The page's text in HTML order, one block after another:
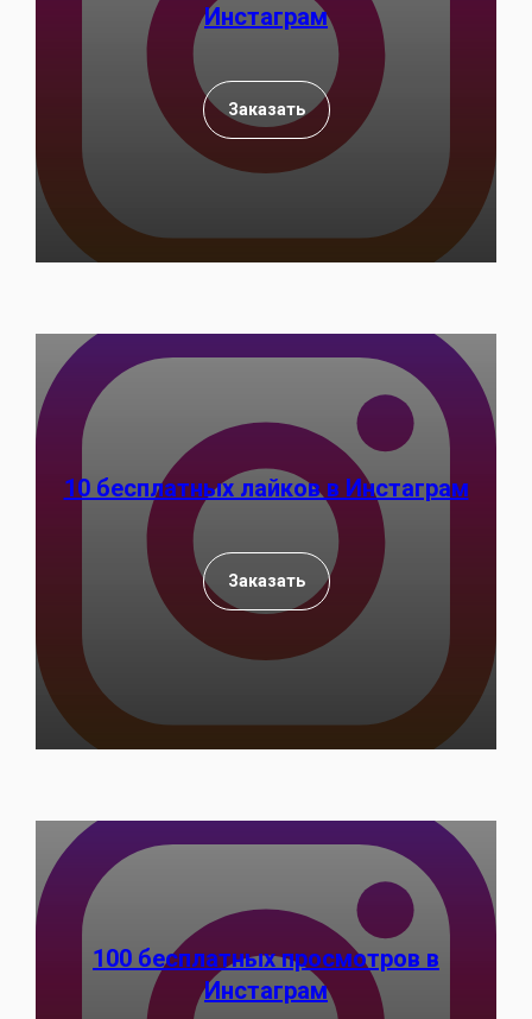
Инстаграм
Заказать
10 бесплатных лайков в Инстаграм
Заказать
100 бесплатных просмотров в
Инстаграм